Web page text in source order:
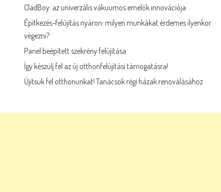
CladBoy: az univerzális vákuumos emelők innovációja
Építkezés-felújítás nyáron: milyen munkákat érdemes ilyenkor
végezni?
Panel beépített szekrény felújítása
Így készülj fel az új otthonfelújítási támogatásra!
Újítsuk fel otthonunkat! Tanácsok régi házak renoválásához